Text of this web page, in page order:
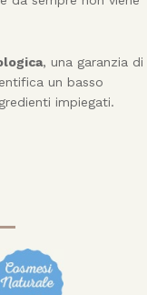
, una garanzia di
un basso
impiegati.